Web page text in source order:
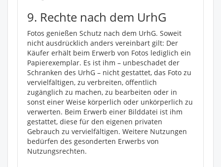
9. Rechte nach dem UrhG
Fotos genießen Schutz nach dem UrhG. Soweit
nicht ausdrücklich anders vereinbart gilt: Der
Käufer erhält beim Erwerb von Fotos lediglich ein
Papierexemplar. Es ist ihm – unbeschadet der
Schranken des UrhG – nicht gestattet, das Foto zu
vervielfältigen, zu verbreiten, öffentlich
zugänglich zu machen, zu bearbeiten oder in
sonst einer Weise körperlich oder unkörperlich zu
verwerten. Beim Erwerb einer Bilddatei ist ihm
gestattet, diese für den eigenen privaten
Gebrauch zu vervielfältigen. Weitere Nutzungen
bedürfen des gesonderten Erwerbs von
Nutzungsrechten.